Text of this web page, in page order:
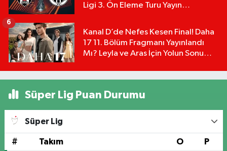
Ligi 3. Ön Eleme Turu Yayın
Kanal D’de Nefes Kesen Final! Daha
17 11. Bölüm Fragmanı Yayınlandı
Mı? Leyla ve Aras İçin Yolun Sonu
6
Süper Lig Puan Durumu
Süper Lig
# Takım O P